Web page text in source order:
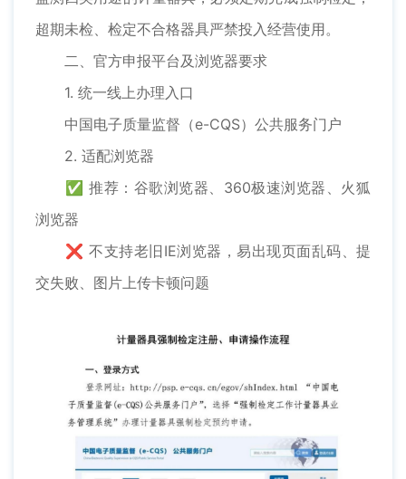
超期未检、检定不合格器具严禁投入经营使用。
二、官方申报平台及浏览器要求
1. 统一线上办理入口
中国电子质量监督（e-CQS）公共服务门户
2. 适配浏览器
✅ 推荐：谷歌浏览器、360极速浏览器、火狐
浏览器
❌ 不支持老旧IE浏览器，易出现页面乱码、提
交失败、图片上传卡顿问题